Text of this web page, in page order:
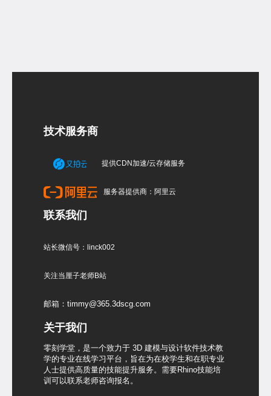
技术服务商
提供CDN加速/云存储服务
服务器提供商：阿里云
联系我们
站长微信号：linck002
关注当厘子老师B站
邮箱：timmy@365.3dscg.com
关于我们
零刻学堂，是一个致力于 3D 建模与设计软件技术教
学的专业在线学习平台，旨在为在校学生和在职专业
人士提供高质量的技能提升服务。需要Rhino技能培
训可以联系老师咨询报名。